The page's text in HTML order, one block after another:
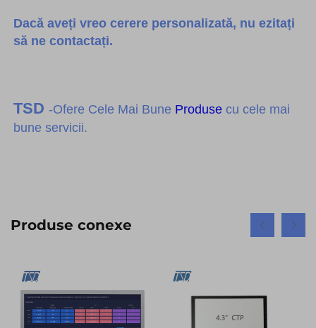
Dacă aveți vreo cerere personalizată, nu ezitați
să ne contactați.
TSD -Ofere Cele Mai Bune Produse cu cele mai
bune servicii.
Produse conexe